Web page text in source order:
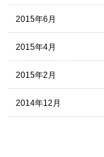
2015年6月
2015年4月
2015年2月
2014年12月